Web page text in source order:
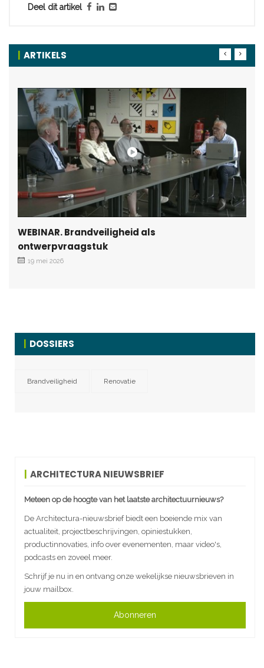
Deel dit artikel
ARTIKELS
WEBINAR. Brandveiligheid als
ontwerpvraagstuk
19 mei 2026
DOSSIERS
Brandveiligheid Renovatie
ARCHITECTURA NIEUWSBRIEF
Meteen op de hoogte van het laatste architectuurnieuws?
De Architectura-nieuwsbrief biedt een boeiende mix van
actualiteit, projectbeschrijvingen, opiniestukken,
productinnovaties, info over evenementen, maar video's,
podcasts en zoveel meer.
Schrijf je nu in en ontvang onze wekelijkse nieuwsbrieven in
jouw mailbox.
Abonneren